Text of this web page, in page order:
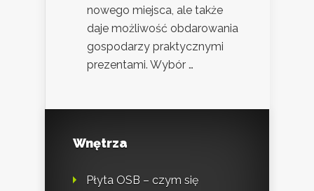
nowego miejsca, ale także
daje możliwość obdarowania
gospodarzy praktycznymi
prezentami. Wybór …
Wnętrza
Płyta OSB – czym się